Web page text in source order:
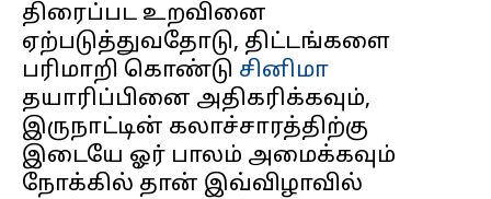
திரைப்பட உறவினை
ஏற்படுத்துவதோடு, திட்டங்களை
பரிமாறி கொண்டு சினிமா
தயாரிப்பினை அதிகரிக்கவும்,
இருநாட்டின் கலாச்சாரத்திற்கு
இடையே ஓர் பாலம் அமைக்கவும்
நோக்கில் தான் இவ்விழாவில்